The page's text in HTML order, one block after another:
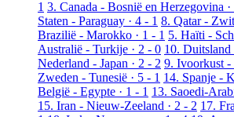
1 3. Canada - Bosnië en Herzegovina ·
Staten - Paraguay · 4 - 1 8. Qatar -
Brazilië - Marokko · 1 - 1 5. Haïti -
Australië - Turkije · 2 - 0 10. Duitsland
Nederland - Japan · 2 - 2 9. Ivoorkust -
Zweden - Tunesië · 5 - 1 14. Spanje -
België - Egypte · 1 - 1 13. Saoedi-
15. Iran - Nieuw-Zeeland · 2 - 2 17.